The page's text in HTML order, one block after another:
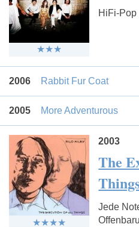
HiFi-Pop
2006 Rabbit Fur Coat
2005 More Adventurous
2003
The
Jede